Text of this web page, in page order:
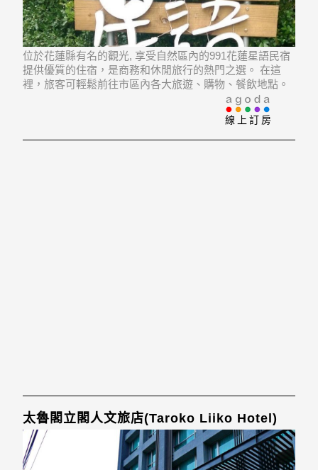
位於花蓮縣有名的觀光, 享受自然區內的991花蓮星語民宿
提供優質的住宿，是商務和休閒旅行的熱門之選。 在這
裡，旅客可輕鬆前往市區內各大旅遊、購物、餐飲地點。
住宿位置優越讓旅客前往市區內的熱門景點變得方便快
線上訂房
太魯閣立閣人文旅店(Taroko Liiko Hotel)